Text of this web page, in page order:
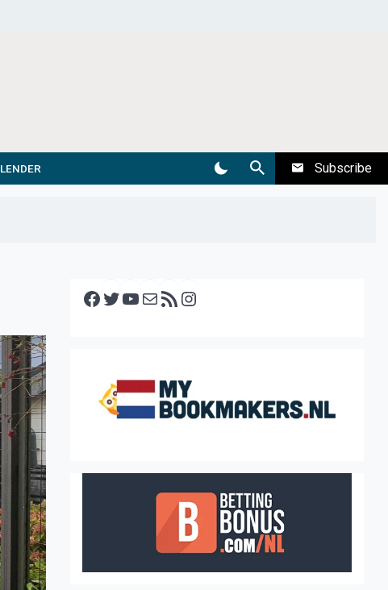
Subscribe
Facebook Twitter YouTube E-mail RSS feed